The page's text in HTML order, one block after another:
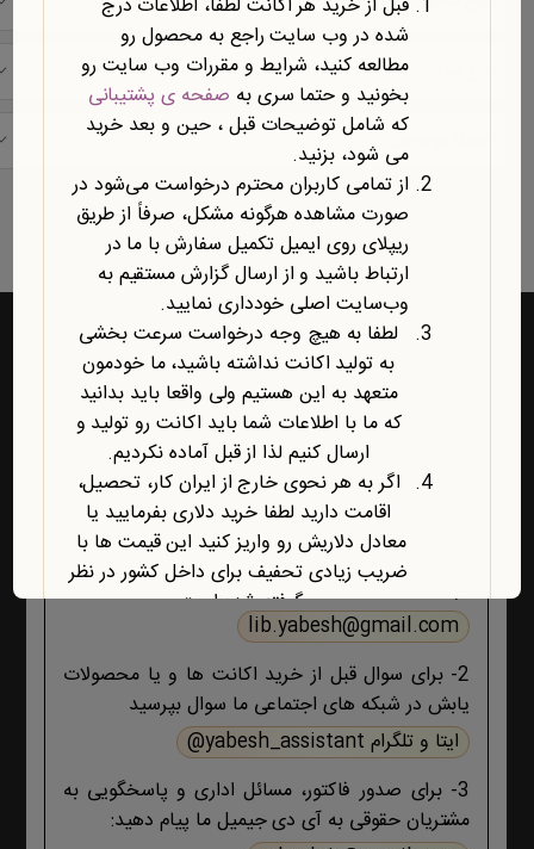
نمایش یک نتیجه
راه‌های ارتباط با یابش
1- برای پشتیبانی اکانت ها و فروشگاه ، حتما و حتما
ابتدا تمام اطلاعات محصول، صفحه پشتیبانی و پیام
های ایمیلی ،تکمیل سفارش و ثبت سفارش را مطالعه
کنید اگر هیچ جوابی برای مشکل شما نبود آنگاه ایمیل
بزنید :
lib.yabesh@gmail.com
2- برای سوال قبل از خرید اکانت ها و یا محصولات
یابش در شبکه های اجتماعی ما سوال بپرسید
ایتا و تلگرام yabesh_assistant@
3- برای صدور فاکتور، مسائل اداری و پاسخگویی به
مشتریان حقوقی به آی دی جیمیل ما پیام دهید:
شده در وب سایت راجع به محصول رو
مطالعه کنید، شرایط و مقررات وب سایت رو
بخونید و حتما سری به صفحه ی پشتیبانی
که شامل توضیحات قبل ، حین و بعد خرید
می شود، بزنید.
از تمامی کاربران محترم درخواست می‌شود در
صورت مشاهده هرگونه مشکل، صرفاً از طریق
ریپلای روی ایمیل تکمیل سفارش با ما در
ارتباط باشید و از ارسال گزارش مستقیم به
وب‌سایت اصلی خودداری نمایید.
لطفا به هیچ وجه درخواست سرعت بخشی
به تولید اکانت نداشته باشید، ما خودمون
متعهد به این هستیم ولی واقعا باید بدانید
که ما با اطلاعات شما باید اکانت رو تولید و
ارسال کنیم لذا از قبل آماده نکردیم.
اگر به هر نحوی خارج از ایران کار، تحصیل،
اقامت دارید لطفا خرید دلاری بفرمایید یا
معادل دلاریش رو واریز کنید این قیمت ها با
ضریب زیادی تحفیف برای داخل کشور در نظر
گرفته شده است.
آخرین محصول اضافه شده به فروشگاه
امبیس AI است.
روش ارتباط با ما در پایین صفحات یابش
درچ شده است، مطابق موضوع با ما تماس
بگیرید. با تشکر